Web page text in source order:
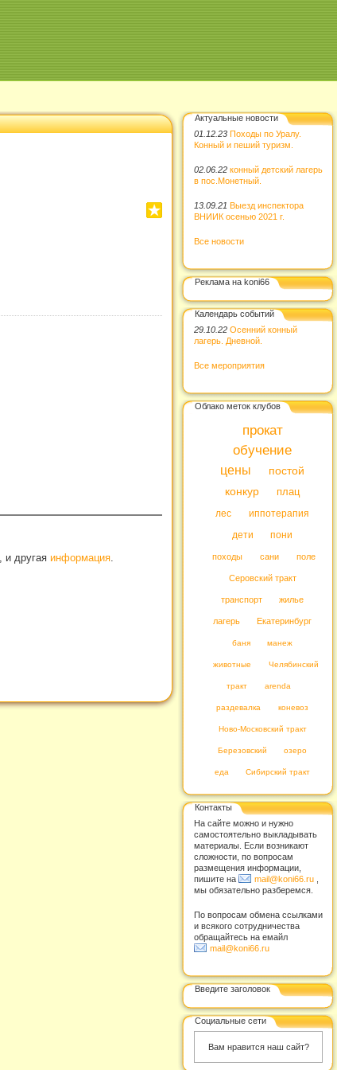
, и другая информация
Актуальные новости
01.12.23 Походы по Уралу.
Конный и пеший туризм.
02.06.22 конный детский лагерь
в пос.Монетный.
13.09.21 Выезд инспектора
ВНИИК осенью 2021 г.
Все новости
Реклама на koni66
Календарь событий
29.10.22 Осенний конный
лагерь. Дневной.
Все мероприятия
Облако меток клубов
прокат
обучение
цены
постой
конкур
плац
лес
иппотерапия
дети
пони
походы сани поле
Серовский тракт
транспорт жилье
лагерь Екатеринбург
баня манеж
животные Челябинский
тракт arenda
раздевалка коневоз
Ново-Московский тракт
Березовский озеро
еда Сибирский тракт
Контакты
На сайте можно и нужно
самостоятельно выкладывать
материалы. Если возникают
сложности, по вопросам
размещения информации,
пишите на
mail@koni66.ru
мы обязательно разберемся.
По вопросам обмена ссылками
и всякого сотрудничества
обращайтесь на емайл
mail@koni66.ru
Введите заголовок
Социальные сети
Вам нравится наш сайт?